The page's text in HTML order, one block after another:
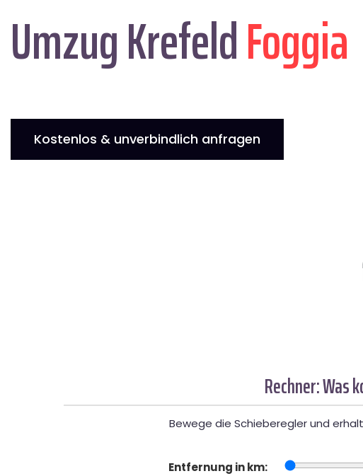
Umzug KrefeldFoggia
Kostenlos & unverbindlich anfragen
Rechner: Was
Bewege die Schieberegler und
Entfernung in km: